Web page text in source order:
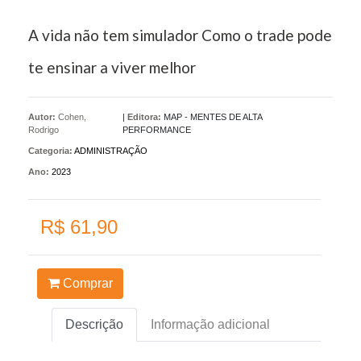
A vida não tem simulador Como o trade pode
te ensinar a viver melhor
Autor: Cohen,
Rodrigo
| Editora: MAP - MENTES DE ALTA
PERFORMANCE
Categoria: ADMINISTRAÇÃO
Ano: 2023
R$ 61,90
Comprar
Descrição Informação adicional